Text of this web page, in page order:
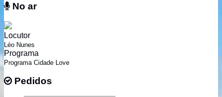
No ar
Locutor
Léo Nunes
Programa
Programa Cidade Love
Pedidos